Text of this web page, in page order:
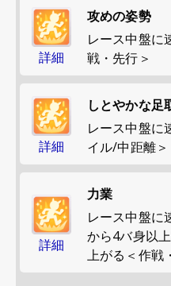
詳細
攻めの姿勢
レース中盤に
戦・先行＞
詳細
しとやかな足
レース中盤に
イル/中距離＞
詳細
力業
レース中盤に
から4バ身以
上がる＜作戦